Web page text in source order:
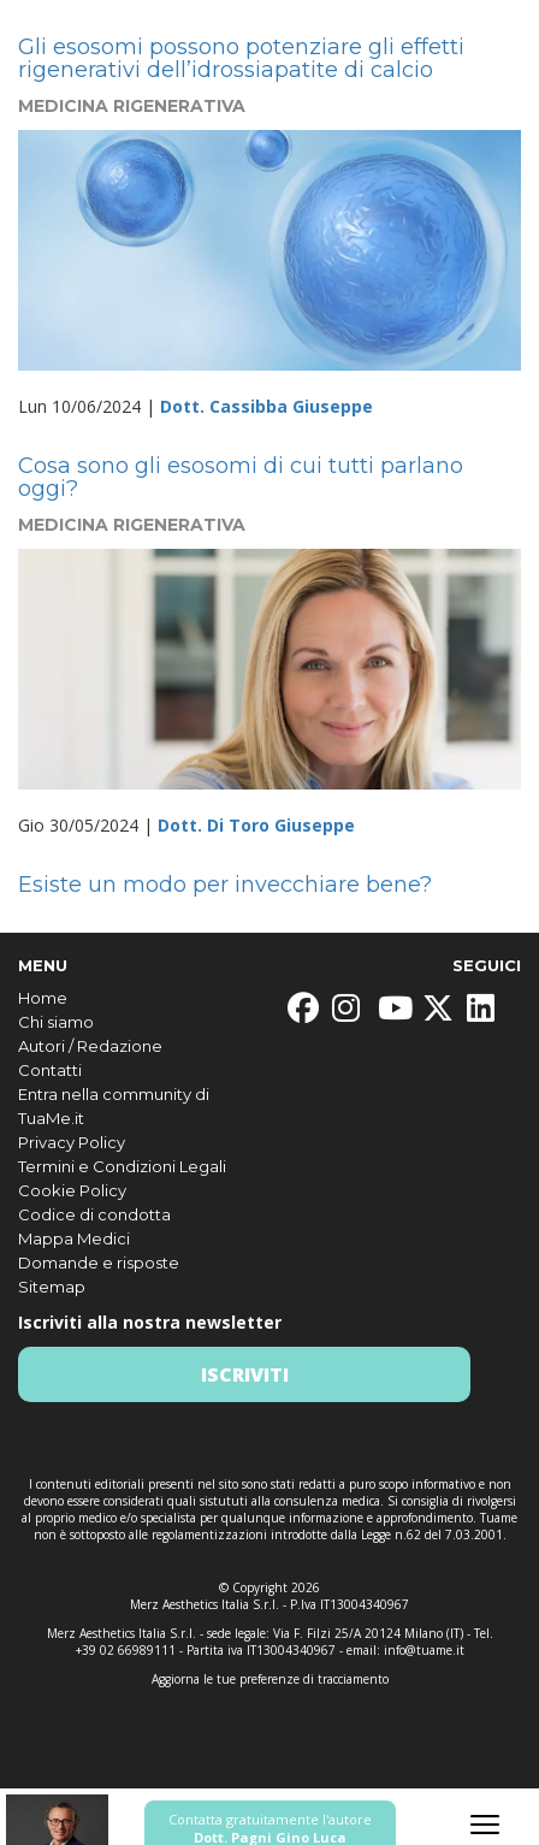
Gli esosomi possono potenziare gli effetti
rigenerativi dell’idrossiapatite di calcio
MEDICINA RIGENERATIVA
Lun 10/06/2024 | Dott. Cassibba Giuseppe
Cosa sono gli esosomi di cui tutti parlano
oggi?
MEDICINA RIGENERATIVA
Gio 30/05/2024 | Dott. Di Toro Giuseppe
Esiste un modo per invecchiare bene?
MENU
Home
Chi siamo
Autori / Redazione
Contatti
Entra nella community di
TuaMe.it
Privacy Policy
Termini e Condizioni Legali
Cookie Policy
Codice di condotta
Mappa Medici
Domande e risposte
Sitemap
SEGUICI
Iscriviti alla nostra newsletter
ISCRIVITI
I contenuti editoriali presenti nel sito sono stati redatti a puro scopo informativo e non
devono essere considerati quali sistututi alla consulenza medica. Si consiglia di rivolgersi
al proprio medico e/o specialista per qualunque informazione e approfondimento. Tuame
non è sottoposto alle regolamentizzazioni introdotte dalla Legge n.62 del 7.03.2001.
© Copyright 2026
Merz Aesthetics Italia S.r.l. - P.Iva IT13004340967
Merz Aesthetics Italia S.r.l. - sede legale: Via F. Filzi 25/A 20124 Milano (IT) - Tel.
+39 02 66989111 - Partita iva IT13004340967 - email: info@tuame.it
Aggiorna le tue preferenze di tracciamento
Contatta gratuitamente l'autore
Dott. Pagni Gino Luca